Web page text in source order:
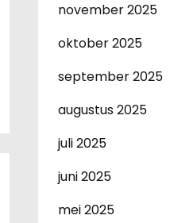
november 2025
oktober 2025
september 2025
augustus 2025
juli 2025
juni 2025
mei 2025